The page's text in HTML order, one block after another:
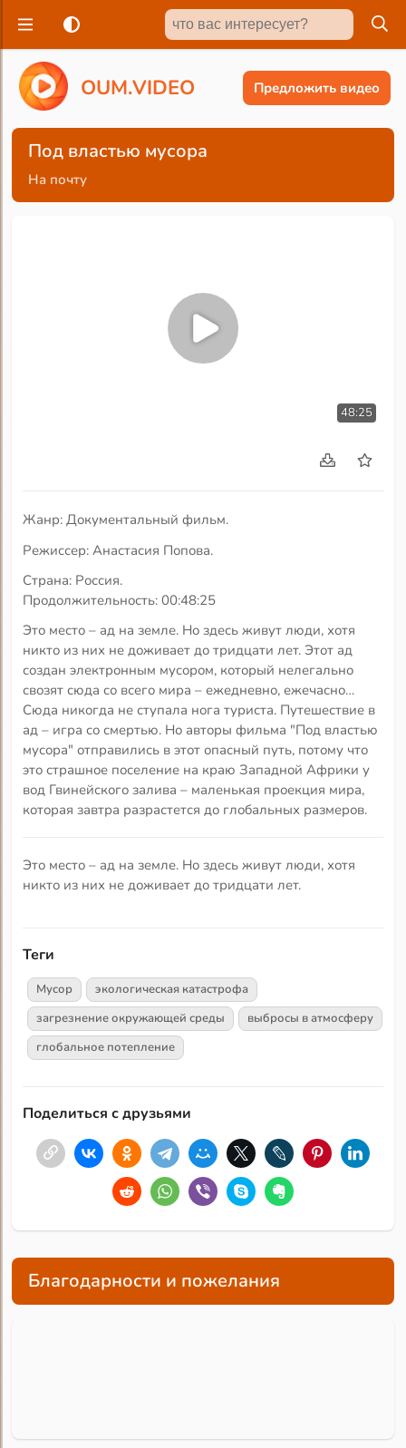
OUM.VIDEO Предложить видео
Под властью мусора
На почту
48:25
Жанр: Документальный фильм.
Режиссер: Анастасия Попова.
Страна: Россия.
Продолжительность: 00:48:25
Это место – ад на земле. Но здесь живут люди, хотя
никто из них не доживает до тридцати лет. Этот ад
создан электронным мусором, который нелегально
свозят сюда со всего мира – ежедневно, ежечасно…
Сюда никогда не ступала нога туриста. Путешествие в
ад – игра со смертью. Но авторы фильма "Под властью
мусора" отправились в этот опасный путь, потому что
это страшное поселение на краю Западной Африки у
вод Гвинейского залива – маленькая проекция мира,
которая завтра разрастется до глобальных размеров.
Это место – ад на земле. Но здесь живут люди, хотя
никто из них не доживает до тридцати лет.
Теги
Мусор
экологическая катастрофа
загрезнение окружающей среды
выбросы в атмосферу
глобальное потепление
Поделиться с друзьями
Благодарности и пожелания